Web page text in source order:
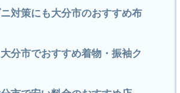
対策にも大分市のおすすめ布
分市でおすすめ着物・振袖ク